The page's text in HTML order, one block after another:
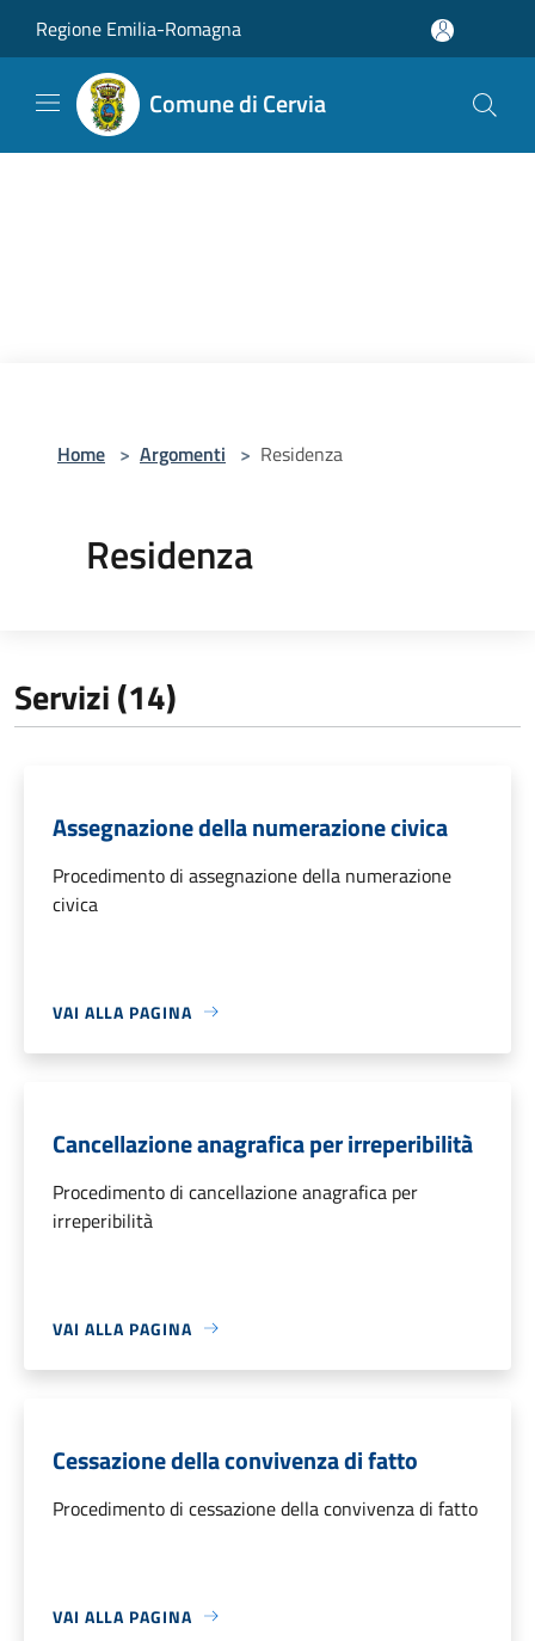
Regione Emilia-Romagna
Comune di Cervia
Home > Argomenti > Residenza
Residenza
Servizi (14)
Assegnazione della numerazione civica
Procedimento di assegnazione della numerazione
civica
VAI ALLA PAGINA
Cancellazione anagrafica per irreperibilità
Procedimento di cancellazione anagrafica per
irreperibilità
VAI ALLA PAGINA
Cessazione della convivenza di fatto
Procedimento di cessazione della convivenza di fatto
VAI ALLA PAGINA